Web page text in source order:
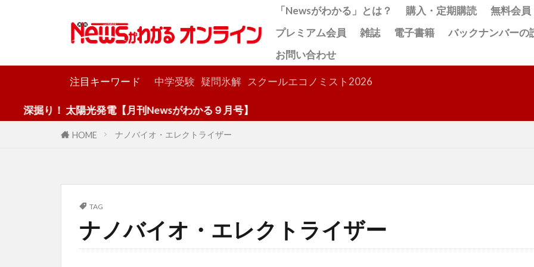
「Newsがわかる」とは？ 購入・定期購読
無料会員
プレミアム会員
雑誌 電子書籍
バックナンバーの
お問い合わせ
注目キーワード 中学受験 疑問氷解 スクールエコノミスト2026
深掘り！ 太陽光発電【月刊Newsがわかる９月号】
HOME ナノバイオ・エレクトライザー
TAG
ナノバイオ・エレクトライザー
検索